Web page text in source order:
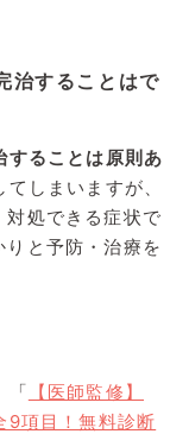
治することはで
することは原則あ
しまいますが、
対処できる症状で
と予防・治療を
「 【医師監修】
9項目！無料診断